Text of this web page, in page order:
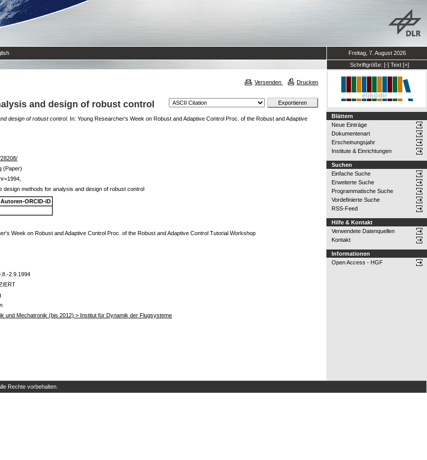
Freitag, 7. August 2026
Schriftgröße: [-] Text [+]
Versenden Drucken
and design of robust control
design of robust control. In: Young Researcher's Week on Robust and Adaptive Control Proc. of the Robust and Adaptive
(Paper)
design methods for analysis and design of robust control
Autoren-ORCID-iD
Week on Robust and Adaptive Control Proc. of the Robust and Adaptive Control Tutorial Workshop
2.9.1994
und Mechatronik (bis 2012) > Institut für Dynamik der Flugsysteme
Blättern
Neue Einträge
Dokumentenart
Erscheinungsjahr
Institute & Einrichtungen
Suchen
Einfache Suche
Erweiterte Suche
Programmatische Suche
Vordefinierte Suche
RSS-Feed
Hilfe & Kontakt
Verwendete Datenquellen
Kontakt
Informationen
Open Access - HGF
Rechte vorbehalten.